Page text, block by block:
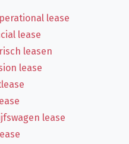
lease
lease
leasen
lease
lease